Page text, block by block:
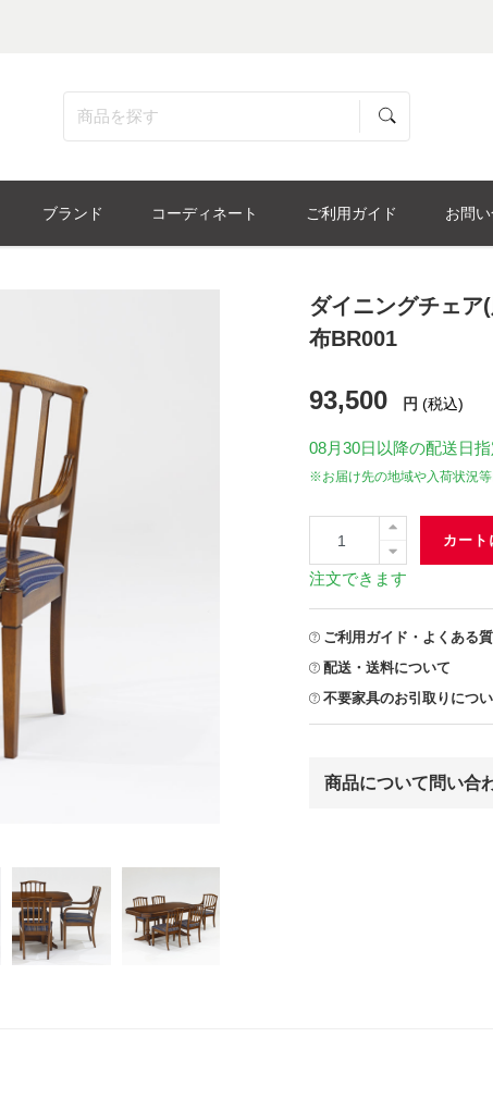
ブランド コーディネート ご利用ガイド お問
ダイニングチェア
布BR001
93,500 円 (税込)
08月30日 以降の配送日
※お届け先の地域や入荷状況
カート
注文できます
ご利用ガイド・よくある
配送・送料について
不要家具のお引取りにつ
商品について問い合